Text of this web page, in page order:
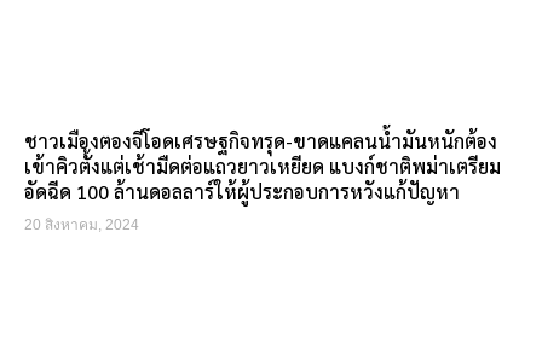
ชาวเมืองตองจีโอดเศรษฐกิจทรุด-ขาดแคลนน้ำมันหนักต้อง
เข้าคิวตั้งแต่เช้ามืดต่อแถวยาวเหยียด แบงก์ชาติพม่าเตรียม
อัดฉีด 100 ล้านดอลลาร์ให้ผู้ประกอบการหวังแก้ปัญหา
20 สิงหาคม, 2024